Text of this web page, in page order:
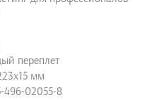
переплет
мм
496-02055-8